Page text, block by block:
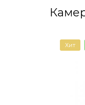
Хит